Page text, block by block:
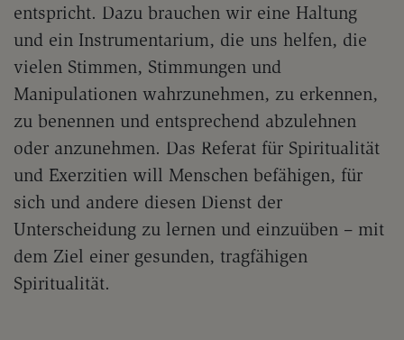
entspricht. Dazu brauchen wir eine Haltung
und ein Instrumentarium, die uns helfen, die
vielen Stimmen, Stimmungen und
Manipulationen wahrzunehmen, zu erkennen,
zu benennen und entsprechend abzulehnen
oder anzunehmen. Das Referat für Spiritualität
und Exerzitien will Menschen befähigen, für
sich und andere diesen Dienst der
Unterscheidung zu lernen und einzuüben – mit
dem Ziel einer gesunden, tragfähigen
Spiritualität.